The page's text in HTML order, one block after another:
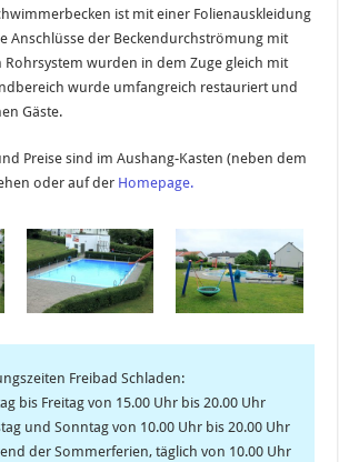
ist mit einer Folienauskleidung
Anschlüsse der Beckendurchströmung mit
wurden in dem Zuge gleich mit
wurde umfangreich restauriert und
Gäste.
Preise sind im Aushang-Kasten (neben dem
oder auf der Homepage.
Freibad Schladen:
bis Freitag von 15.00 Uhr bis 20.00 Uhr
und Sonntag von 10.00 Uhr bis 20.00 Uhr
der Sommerferien, täglich von 10.00 Uhr